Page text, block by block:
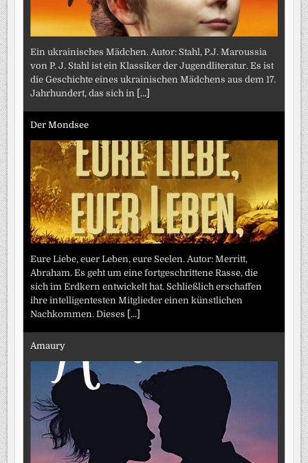
Ein ukrainisches Mädchen. Autor: Stahl, P.J. Maroussia
von P. J. Stahl ist ein Klassiker der Jugendliteratur. Es ist
die Geschichte eines ukrainischen Mädchens aus dem 17.
Jahrhundert, das sich in [...]
Der Mondsee
Eure Liebe, euer Leben, eure Seelen. Autor: Merritt,
Abraham. Es geht um eine fortgeschrittene Rasse, die
sich im Erdkern entwickelt hat. Schließlich erschaffen
ihre intelligentesten Mitglieder einen künstlichen
Nachkommen. Dieses [...]
Amaury